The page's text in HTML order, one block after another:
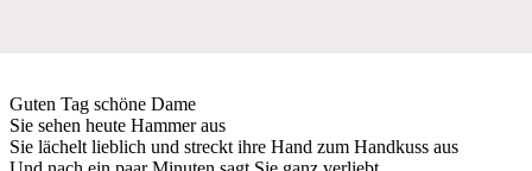
Guten Tag schöne Dame
Sie sehen heute Hammer aus
Sie lächelt lieblich und streckt ihre Hand zum Handkuss aus